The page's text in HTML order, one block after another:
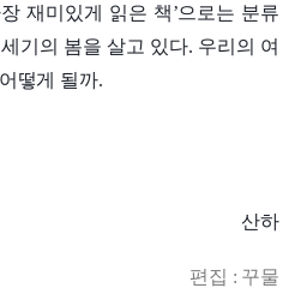
재미있게 읽은 책’으로는 분류
기의 봄을 살고 있다. 우리의 여
떻게 될까.
산하
편집 : 꾸물